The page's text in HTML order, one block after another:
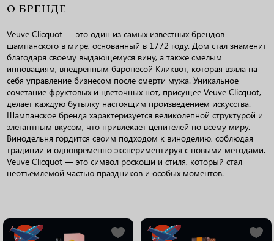
О БРЕНДЕ
Veuve Clicquot — это один из самых известных брендов
шампанского в мире, основанный в 1772 году. Дом стал знаменит
благодаря своему выдающемуся вину, а также смелым
инновациям, внедренным баронесой Кликвот, которая взяла на
себя управление бизнесом после смерти мужа. Уникальное
сочетание фруктовых и цветочных нот, присущее Veuve Clicquot,
делает каждую бутылку настоящим произведением искусства.
Шампанское бренда характеризуется великолепной структурой и
элегантным вкусом, что привлекает ценителей по всему миру.
Винодельня гордится своим подходом к виноделию, соблюдая
традиции и одновременно экспериментируя с новыми методами.
Veuve Clicquot — это символ роскоши и стиля, который стал
неотъемлемой частью праздников и особых моментов.